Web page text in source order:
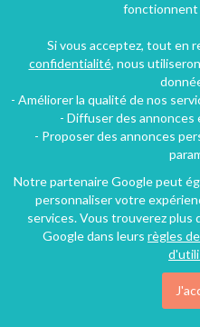
Si vous acceptez, tout en
confidentialité, nous
- Améliorer la qualité de nos
- Diffuser des
- Proposer des annonces
Notre partenaire Google peut
personnaliser votre
services. Vous trouverez
Google dans leurs règles